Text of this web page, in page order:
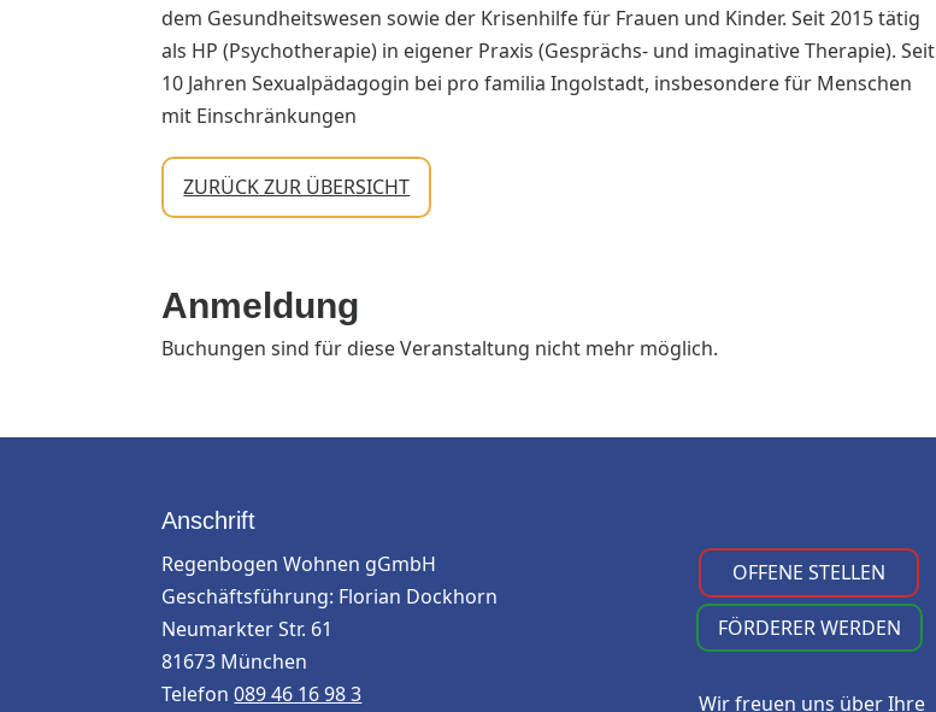
dem Gesundheitswesen sowie der Krisenhilfe für Frauen und Kinder. Seit 2015 tätig
als HP (Psychotherapie) in eigener Praxis (Gesprächs- und imaginative Therapie). Seit
10 Jahren Sexualpädagogin bei pro familia Ingolstadt, insbesondere für Menschen
mit Einschränkungen
ZURÜCK ZUR ÜBERSICHT
Anmeldung
Buchungen sind für diese Veranstaltung nicht mehr möglich.
Anschrift
Regenbogen Wohnen gGmbH
Geschäftsführung: Florian Dockhorn
Neumarkter Str. 61
81673 München
Telefon089 46 16 98 3
OFFENE STELLEN
FÖRDERER WERDEN
Wir freuen uns über Ihre